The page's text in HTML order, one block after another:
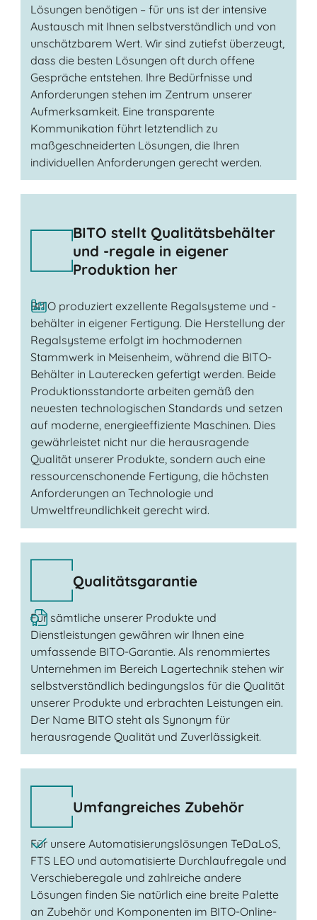
Lösungen benötigen – für uns ist der intensive
Austausch mit Ihnen selbstverständlich und von
unschätzbarem Wert. Wir sind zutiefst überzeugt,
dass die besten Lösungen oft durch offene
Gespräche entstehen. Ihre Bedürfnisse und
Anforderungen stehen im Zentrum unserer
Aufmerksamkeit. Eine transparente
Kommunikation führt letztendlich zu
maßgeschneiderten Lösungen, die Ihren
individuellen Anforderungen gerecht werden.
BITO stellt Qualitätsbehälter
und -regale in eigener
Produktion her
BITO produziert exzellente Regalsysteme und -
behälter in eigener Fertigung. Die Herstellung der
Regalsysteme erfolgt im hochmodernen
Stammwerk in Meisenheim, während die BITO-
Behälter in Lauterecken gefertigt werden. Beide
Produktionsstandorte arbeiten gemäß den
neuesten technologischen Standards und setzen
auf moderne, energieeffiziente Maschinen. Dies
gewährleistet nicht nur die herausragende
Qualität unserer Produkte, sondern auch eine
ressourcenschonende Fertigung, die höchsten
Anforderungen an Technologie und
Umweltfreundlichkeit gerecht wird.
Qualitätsgarantie
Für sämtliche unserer Produkte und
Dienstleistungen gewähren wir Ihnen eine
umfassende BITO-Garantie. Als renommiertes
Unternehmen im Bereich Lagertechnik stehen wir
selbstverständlich bedingungslos für die Qualität
unserer Produkte und erbrachten Leistungen ein.
Der Name BITO steht als Synonym für
herausragende Qualität und Zuverlässigkeit.
Umfangreiches Zubehör
Für unsere Automatisierungslösungen TeDaLoS,
FTS LEO und automatisierte Durchlaufregale und
Verschieberegale und zahlreiche andere
Lösungen finden Sie natürlich eine breite Palette
an Zubehör und Komponenten im BITO-Online-